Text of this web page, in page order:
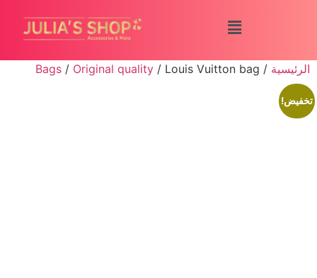
الرئيسية /
Bags / Original quality / Louis Vuitton bag
تخفيض!